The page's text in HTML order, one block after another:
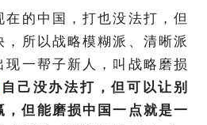
在的中国，打也没法打，但
所以战略模糊派、清晰派
现一帮子新人，叫战略磨损
自己没办法打，但可以让别
，但能磨损中国一点就是一